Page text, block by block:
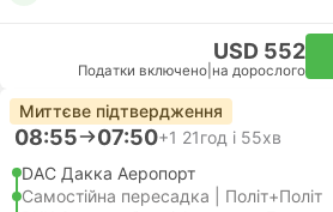
USD 552
Податки включено на дорослого
Миттєве підтвердження
08:55 07:50+1 21год і 55хв
DAC Дакка Аеропорт
Самостійна пересадка | Політ+Політ